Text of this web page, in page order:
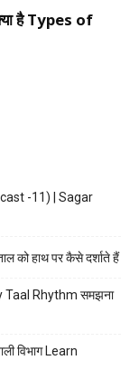
-11) | Sagar
को हाथ पर कैसे दर्शाते हैं
Taal Rhythm समझना
विभाग Learn